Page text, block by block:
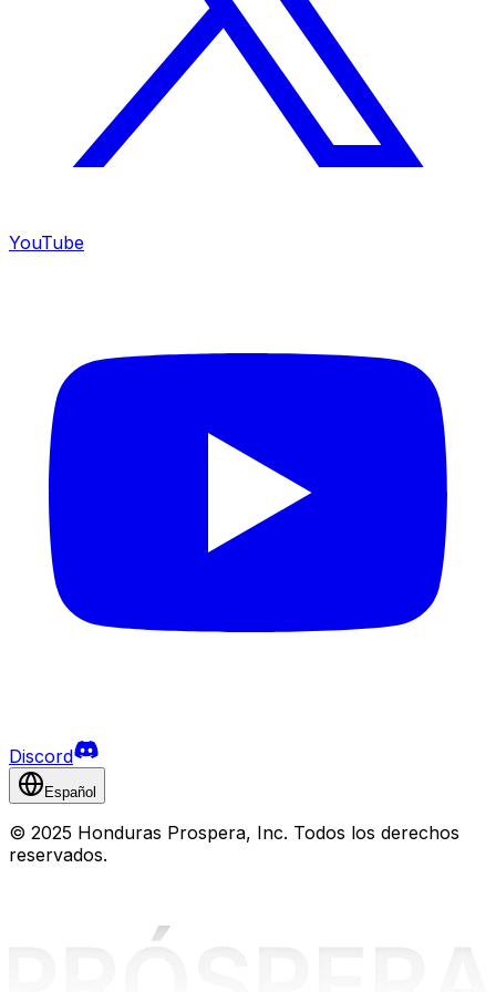
YouTube
Discord
Español
© 2025 Honduras Prospera, Inc. Todos los derechos
reservados.